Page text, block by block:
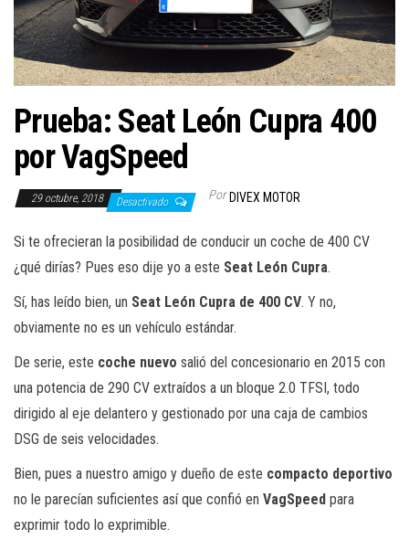
c
i
ó
Prueba: Seat León Cupra 400
por VagSpeed
29 octubre, 2018 Desactivado Por DIVEX MOTOR
Si te ofrecieran la posibilidad de conducir un coche de 400 CV
¿qué dirías? Pues eso dije yo a este Seat León Cupra.
Sí, has leído bien, un Seat León Cupra de 400 CV. Y no,
obviamente no es un vehículo estándar.
De serie, este coche nuevo salió del concesionario en 2015 con
una potencia de 290 CV extraídos a un bloque 2.0 TFSI, todo
dirigido al eje delantero y gestionado por una caja de cambios
DSG de seis velocidades.
Bien, pues a nuestro amigo y dueño de este compacto deportivo
no le parecían suficientes así que confió en VagSpeed para
exprimir todo lo exprimible.